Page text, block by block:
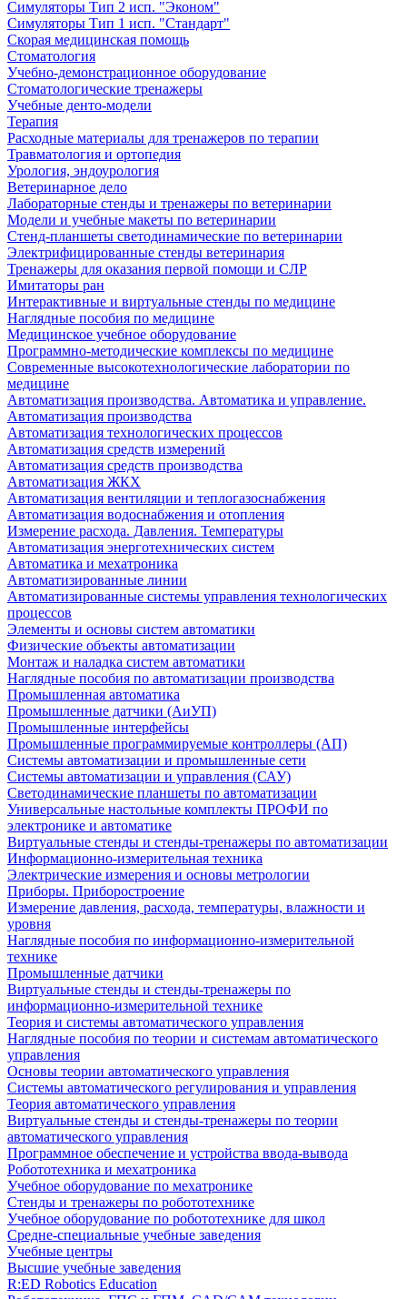
Симуляторы Тип 2 исп. "Эконом"
Симуляторы Тип 1 исп. "Стандарт"
Скорая медицинская помощь
Стоматология
Учебно-демонстрационное оборудование
Стоматологические тренажеры
Учебные денто-модели
Терапия
Расходные материалы для тренажеров по терапии
Травматология и ортопедия
Урология, эндоурология
Ветеринарное дело
Лабораторные стенды и тренажеры по ветеринарии
Модели и учебные макеты по ветеринарии
Стенд-планшеты светодинамические по ветеринарии
Электрифицированные стенды ветеринария
Тренажеры для оказания первой помощи и СЛР
Имитаторы ран
Интерактивные и виртуальные стенды по медицине
Наглядные пособия по медицине
Медицинское учебное оборудование
Программно-методические комплексы по медицине
Современные высокотехнологические лаборатории по
медицине
Автоматизация производства. Автоматика и управление.
Автоматизация производства
Автоматизация технологических процессов
Автоматизация средств измерений
Автоматизация средств производства
Автоматизация ЖКХ
Автоматизация вентиляции и теплогазоснабжения
Автоматизация водоснабжения и отопления
Измерение расхода. Давления. Температуры
Автоматизация энерготехнических систем
Автоматика и мехатроника
Автоматизированные линии
Автоматизированные системы управления технологических
процессов
Элементы и основы систем автоматики
Физические объекты автоматизации
Монтаж и наладка систем автоматики
Наглядные пособия по автоматизации производства
Промышленная автоматика
Промышленные датчики (АиУП)
Промышленные интерфейсы
Промышленные программируемые контроллеры (АП)
Системы автоматизации и промышленные сети
Системы автоматизации и управления (САУ)
Светодинамические планшеты по автоматизации
Универсальные настольные комплекты ПРОФИ по
электронике и автоматике
Виртуальные стенды и стенды-тренажеры по автоматизации
Информационно-измерительная техника
Электрические измерения и основы метрологии
Приборы. Приборостроение
Измерение давления, расхода, температуры, влажности и
уровня
Наглядные пособия по информационно-измерительной
технике
Промышленные датчики
Виртуальные стенды и стенды-тренажеры по
информационно-измерительной технике
Теория и системы автоматического управления
Наглядные пособия по теории и системам автоматического
управления
Основы теории автоматического управления
Системы автоматического регулирования и управления
Теория автоматического управления
Виртуальные стенды и стенды-тренажеры по теории
автоматического управления
Программное обеспечение и устройства ввода-вывода
Робототехника и мехатроника
Учебное оборудование по мехатронике
Стенды и тренажеры по робототехнике
Учебное оборудование по робототехнике для школ
Средне-специальные учебные заведения
Учебные центры
Высшие учебные заведения
R:ED Robotics Education